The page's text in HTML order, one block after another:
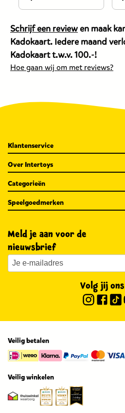
prijs
van
dit
product
is
3,99
dit
Schrijf een reviewen maak
Kadokaart. Iedere maand
Kadokaart t.w.v. 100.-!
Hoe gaan wij om met reviews?
Klantenservice
Over Intertoys
Categorieën
Speelgoedmerken
Meld je aan voor de
nieuwsbrief
Volg jij ons
Veilig betalen
Veilig winkelen